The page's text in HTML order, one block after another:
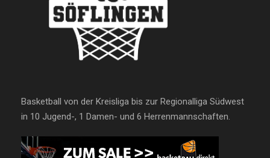
Basketball von der Kreisliga bis zur Regionalliga Südwest
in 10 Jugend-, 1 Damen- und 6 Herrenmannschaften.